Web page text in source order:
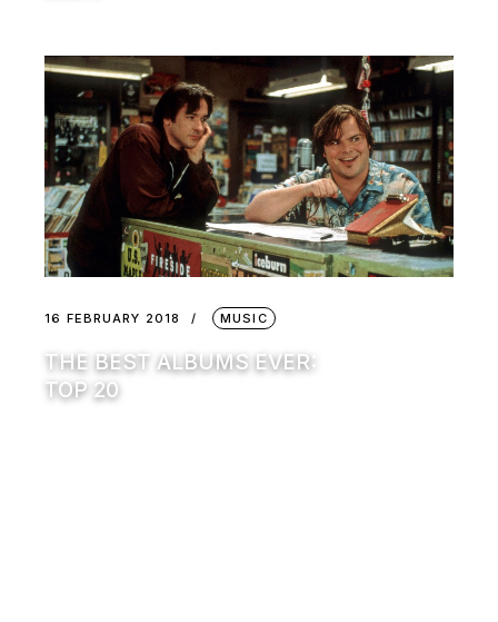
16 FEBRUARY 2018 MUSIC
THE BEST ALBUMS EVER:
TOP 20